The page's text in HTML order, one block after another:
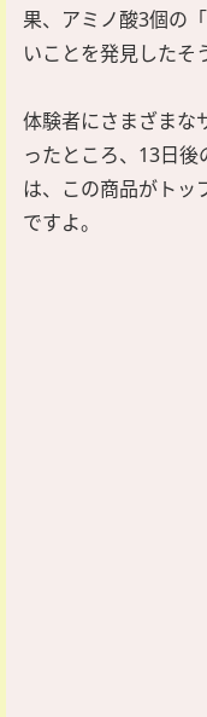
果、アミノ酸3個の
いことを発見したそ
体験者にさまざまな
ったところ、13日
は、この商品がトッ
ですよ。